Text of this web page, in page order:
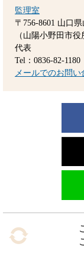
監理室
〒756-8601 山口
（山陽小野田市
代表
Tel：0836-82-1180
メールでのお問